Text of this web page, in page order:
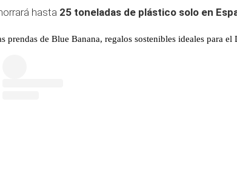
hasta 25 toneladas de plástico solo en
prendas de Blue Banana, regalos sostenibles ideales para el